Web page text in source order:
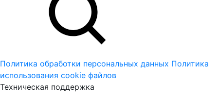
Политика обработки персональных данных Политика
использования cookie файлов
Техническая поддержка